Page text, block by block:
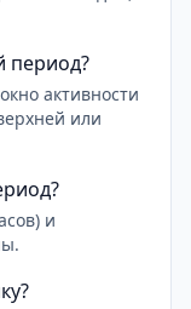
период?
активности
или
и